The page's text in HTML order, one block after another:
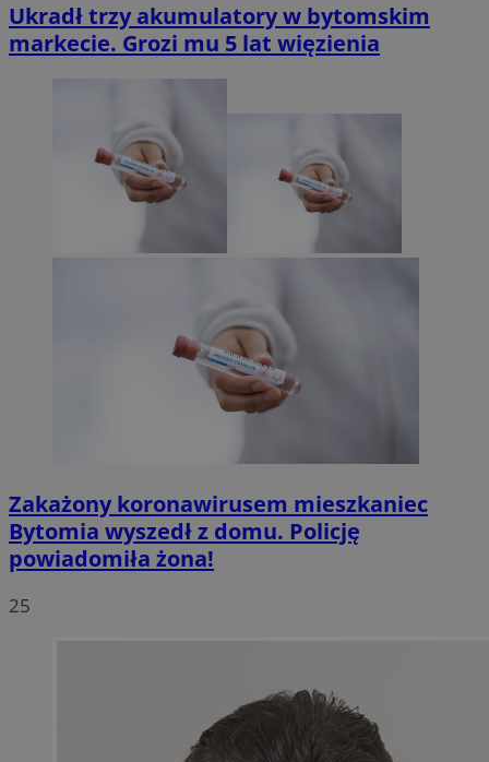
Ukradł trzy akumulatory w bytomskim
markecie. Grozi mu 5 lat więzienia
Zakażony koronawirusem mieszkaniec
Bytomia wyszedł z domu. Policję
powiadomiła żona!
25